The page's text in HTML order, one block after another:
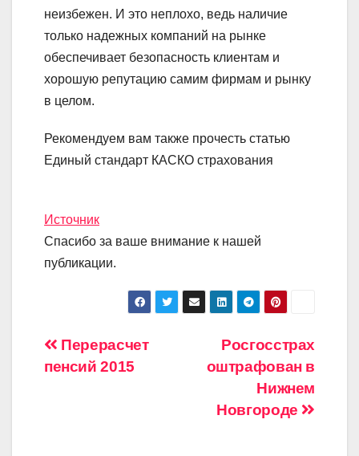
неизбежен. И это неплохо, ведь наличие
только надежных компаний на рынке
обеспечивает безопасность клиентам и
хорошую репутацию самим фирмам и рынку
в целом.
Рекомендуем вам также прочесть статью
Единый стандарт КАСКО страхования
Источник
Спасибо за ваше внимание к нашей
публикации.
Навигация
Росгосстрах
оштрафован в
Нижнем
Новгороде
Перерасчет
пенсий 2015